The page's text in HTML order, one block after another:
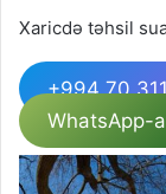
Xaricdə təhsil
+994 70
WhatsApp-